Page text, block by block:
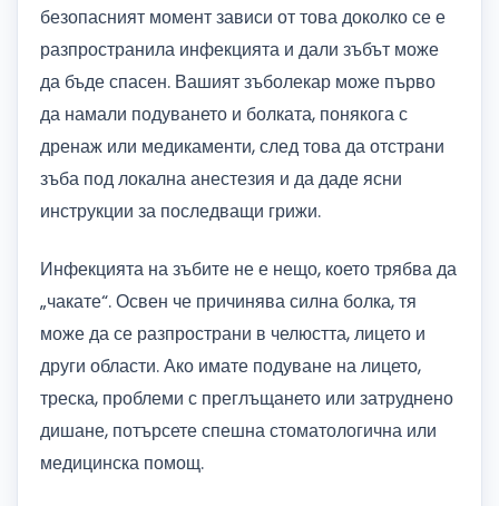
безопасният момент зависи от това доколко се е
разпространила инфекцията и дали зъбът може
да бъде спасен. Вашият зъболекар може първо
да намали подуването и болката, понякога с
дренаж или медикаменти, след това да отстрани
зъба под локална анестезия и да даде ясни
инструкции за последващи грижи.
Инфекцията на зъбите не е нещо, което трябва да
„чакате“. Освен че причинява силна болка, тя
може да се разпространи в челюстта, лицето и
други области. Ако имате подуване на лицето,
треска, проблеми с преглъщането или затруднено
дишане, потърсете спешна стоматологична или
медицинска помощ.